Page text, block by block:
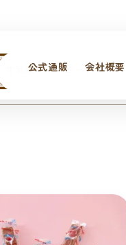
公式通販 会社概要
牛乳類 ヨーグルト